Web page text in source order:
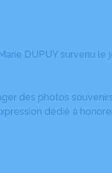
DUPUY survenu le
des photos
dédié à